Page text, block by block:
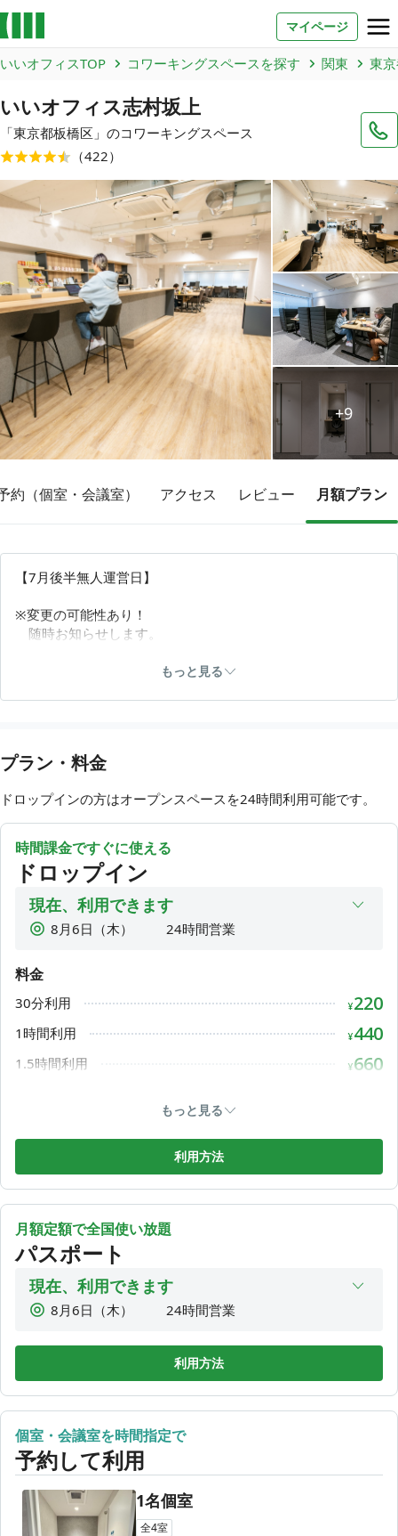
マイページ
よくあるご質問
法人での利用
店舗オーナー様へ
いいオフィス（コワーキングスペース）
FCオーナー募集
いい会議室（会議室専用スペース）
FCオーナー募集
コワーキング運営DXシステム
E Solution
トピックス
いいオフィスTOP コワーキングスペースを探す 関東 東
いいオフィス志村坂上
「東京都板橋区 」のコワーキングスペース
（422）
+9
約（個室・会議室） アクセス レビュー 月額プラン
【7月後半無人運営日】
※変更の可能性あり！
随時お知らせします。
ご迷惑をおかけいたしますが何卒よろしくお願いいたしま
・チェックイン済1名個室
・1名個室
1h ¥1,100 → 1h ¥880 🆕
・8名会議室
1h ¥1,980 → 1h ¥1,760 🆕
🉐 個室利用が半額！
た◎
月額8,800円相当が半額の4,400円！
ぜひぜひご利用くださいませ🎀
🔰 初回利用の方へ
チェックイン中の画面に記載の「ご利用方法・注意事項」を
ご覧ください！
🏃‍♀️来館方法
中山道側から階段を2Fへ登ると入口がございます。
でお気をつけください。
🚨自転車・お車でご来店希望の方へ
当店は駐輪・駐車ができません！
輪・駐車も禁止です）
無断で駐輪、駐車をしている場合、撤去・強制退会をさせて
いただきます。
敷地内での喫煙は絶対にしないようにお願いいたします。
🙋‍♀️内覧希望の方へ
館内のご案内をいたしますので9時〜18時の間でご希望日時
をご連絡ください。
もっと見る
プラン・料金
ドロップインの方はオープンスペースを24時間利用可能です。
時間課金ですぐに使える
ドロップイン
現在、利用できます
8月6日（木）
24時間営業
8月9日（日）
24時間営業
8月10日（月）
24時間営業
8月11日（火）
料金
30分利用 ¥220
1時間利用 ¥440
1.5時間利用 ¥660
3.5時間利用 ¥1,540
4.5時間利用
5時間利用
5.5時間利用
7時間利用 ¥3,080
1DAY利用
もっと見る
利用方法
月額定額で全国使い放題
パスポート
現在、利用できます
8月6日（木）
24時間営業
24時間営業
8月9日（日）
24時間営業
8月10日（月）
24時間営業
8月11日（火）
24時間営業
8月12日（水）
利用方法
個室・会議室を時間指定で
予約して利用
1名個室
全4室